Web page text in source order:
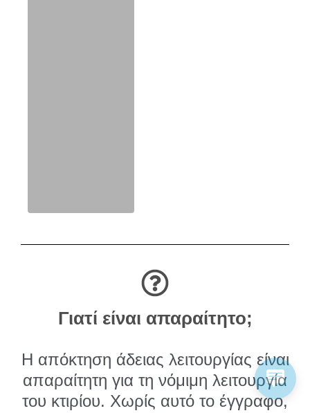
Γιατί είναι απαραίτητο;
Η απόκτηση άδειας λειτουργίας είναι
απαραίτητη για τη νόμιμη λειτουργία
του κτιρίου. Χωρίς αυτό το έγγραφο,